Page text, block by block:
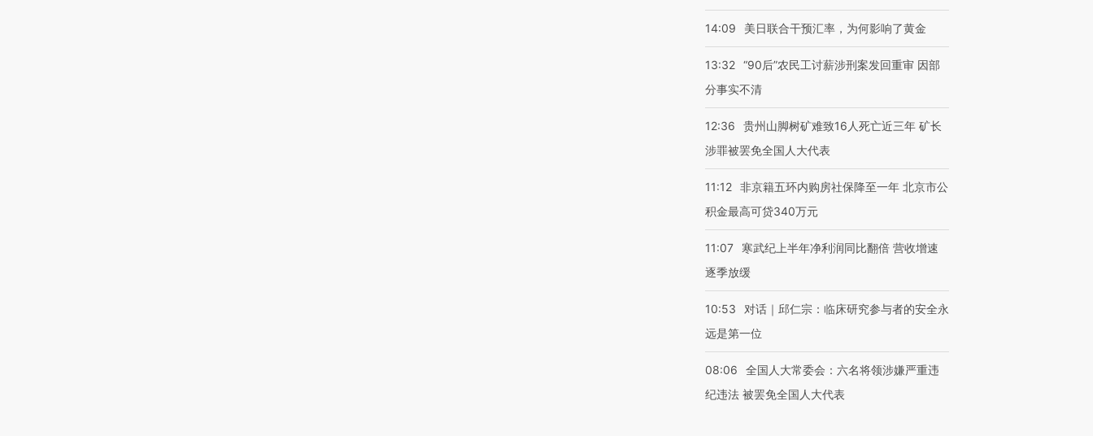
14:09 美日联合干预汇率，为何影响了黄金
13:32 “90后”农民工讨薪涉刑案发回重审 因部
分事实不清
12:36
贵州山脚树矿难致16人死亡近三年 矿长
涉罪被罢免全国人大代表
11:12 非京籍五环内购房社保降至一年 北京市公
积金最高可贷340万元
11:07
寒武纪上半年净利润同比翻倍 营收增速
逐季放缓
10:53
对话｜邱仁宗：临床研究参与者的安全永
远是第一位
08:06
全国人大常委会：六名将领涉嫌严重违
纪违法 被罢免全国人大代表